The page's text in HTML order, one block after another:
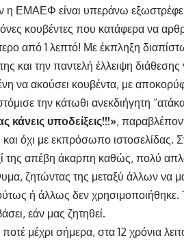
η ΕΜΑΕΦ είναι υπεράνω
κουβέντες που κατάφερα να
από 1 λεπτό! Με έκπληξη
και την παντελή έλλειψη
να ακούσει κουβέντα, με
την κάτωθι ανεκδιήγητη
κάνεις υποδείξεις!!!»,
και όχι με εκπρόσωπο ιστοσελίδας.
της απέβη άκαρπη καθώς, πολύ
ζητώντας της μεταξύ άλλων να
ή άλλως δεν χρησιμοποιήθηκε.
εάν μας ζητηθεί.
μέχρι σήμερα, στα 12 χρόνια